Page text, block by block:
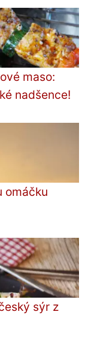
maso:
nadšence!
omáčku
sýr z